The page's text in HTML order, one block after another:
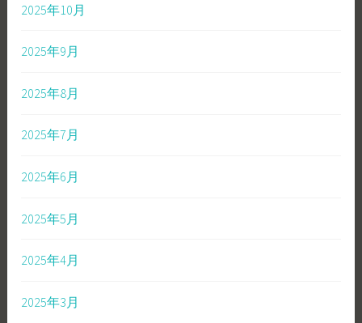
2025年10月
2025年9月
2025年8月
2025年7月
2025年6月
2025年5月
2025年4月
2025年3月